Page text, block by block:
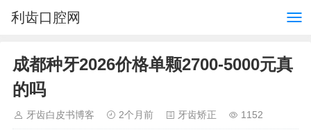
利齿口腔网
成都种牙2026价格单颗2700-5000元真
的吗
牙齿白皮书博客 2个月前 牙齿矫正 1152